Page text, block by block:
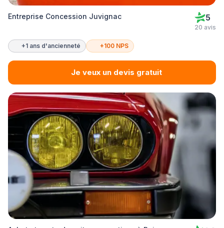
Entreprise Concession Juvignac 5
20 avis
+1 ans d'ancienneté +100 NPS
Je veux un devis gratuit